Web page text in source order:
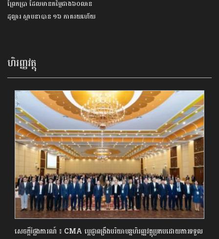
ព្រែកប្រា ដែលមានតម្លៃជាង៦០លាន
ដុល្លារ ស្ថាបនាបាន ១៦ ភាគរយហើយ
ហិរញ្ញវត្ថុ
សេចក្តីថ្លែងការណ៍ ៖ CMA ប្តេជ្ញាពង្រឹងបរិយាបន្នហិរញ្ញវត្ថុប្រកបដោយការទទួល